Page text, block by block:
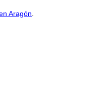
Aragón